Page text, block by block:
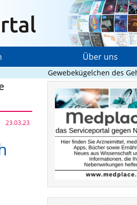
Über uns
Gewebekügelchen des
23.03.23